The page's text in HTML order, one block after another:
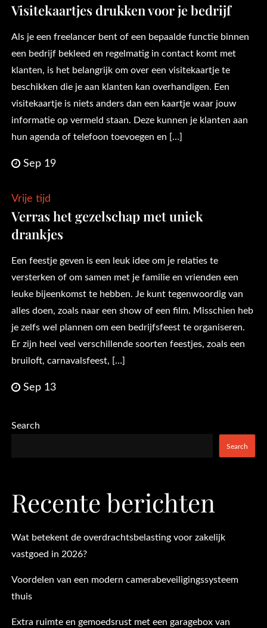
Visitekaartjes drukken voor je bedrijf
Als je een freelancer bent of een bepaalde functie binnen
een bedrijf bekleed en regelmatig in contact komt met
klanten, is het belangrijk om over een visitekaartje te
beschikken die je aan klanten kan overhandigen. Een
visitekaartje is niets anders dan een kaartje waar jouw
informatie op vermeld staan. Deze kunnen je klanten aan
hun agenda of telefoon toevoegen en […]
Sep 19
Vrije tijd
Verras het gezelschap met uniek
drankjes
Een feestje geven is een leuk idee om je relaties te
versterken of om samen met je familie en vrienden een
leuke bijeenkomst te hebben. Je kunt tegenwoordig van
alles doen, zoals naar een show of een film. Misschien heb
je zelfs wel plannen om een bedrijfsfeest te organiseren.
Er zijn heel veel verschillende soorten feestjes, zoals een
bruiloft, carnavalsfeest, […]
Sep 13
Search
Search
Recente berichten
Wat betekent de overdrachtsbelasting voor zakelijk
vastgoed in 2026?
Voordelen van een modern camerabeveiligingssysteem
thuis
Extra ruimte en gemoedsrust met een garagebox van